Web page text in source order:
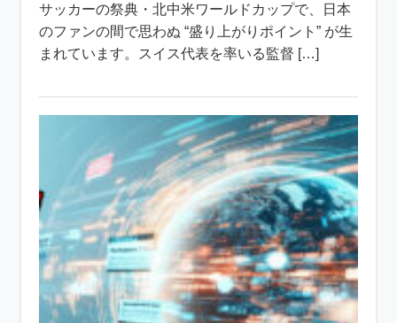
サッカーの祭典・北中米ワールドカップで、日本
のファンの間で思わぬ “盛り上がりポイント” が生
まれています。スイス代表を率いる監督 […]